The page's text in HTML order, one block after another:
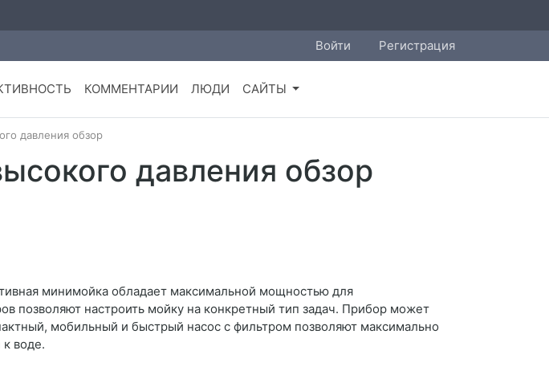
Войти Регистрация
КОММЕНТАРИИ ЛЮДИ САЙТЫ
давления обзор
давления обзор
минимойка обладает максимальной мощностью для
позволяют настроить мойку на конкретный тип задач. Прибор может
мобильный и быстрый насос с фильтром позволяют максимально
воде.